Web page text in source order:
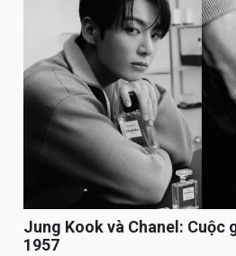
Jung Kook và Chanel: Cuộc
1957